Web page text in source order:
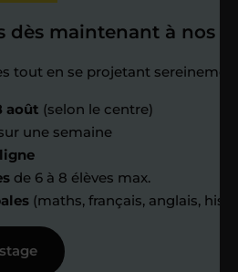
des
réguliers
et les progrès
et moi-
dès maintenant à nos
tout en se projetant
août (selon le centre)
une semaine
de 6 à 8 élèves max.
(maths, français, anglais,